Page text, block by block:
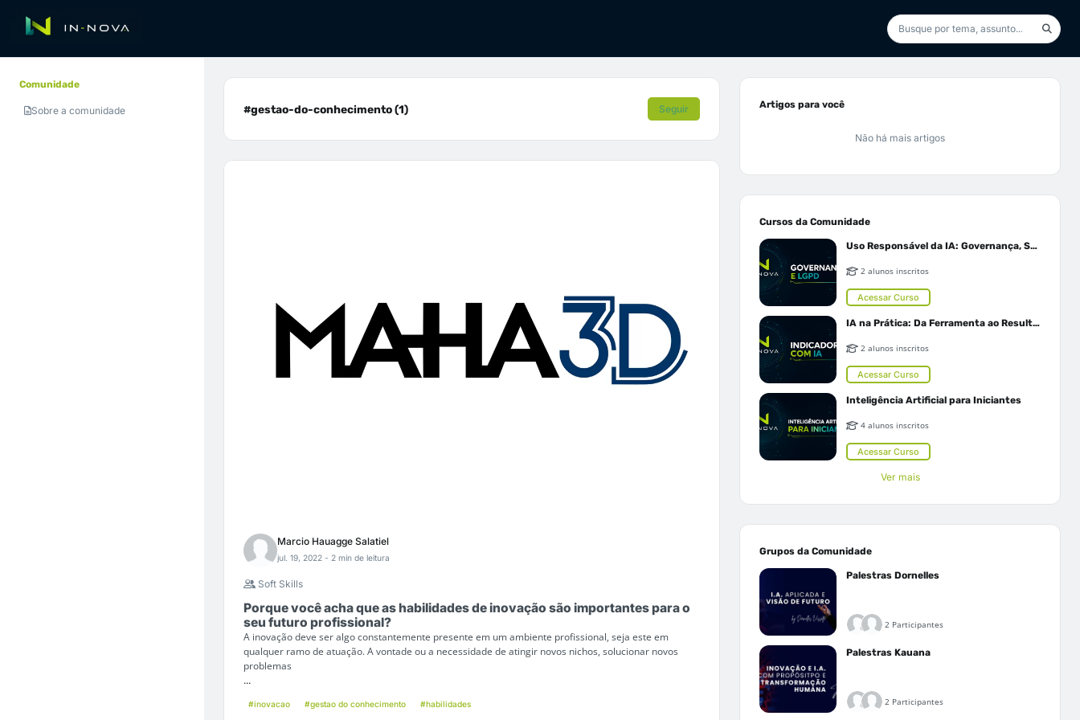
Comunidade
Sobre a comunidade #gestao-do-conhecimento (1) Seguir
Marcio Hauagge Salatiel
jul. 19, 2022 - 2 min de leitura
Soft Skills
Porque você acha que as habilidades de inovação são importantes para o
seu futuro profissional?
A inovação deve ser algo constantemente presente em um ambiente profissional, seja este em
qualquer ramo de atuação. A vontade ou a necessidade de atingir novos nichos, solucionar novos
problemas
...
#inovacao #gestao do conhecimento #habilidades
Artigos para você
Não há mais artigos
Cursos da Comunidade
Uso Responsável da IA: Governança, Segurança e LGPD
2 alunos inscritos
Acessar Curso
IA na Prática: Da Ferramenta ao Resultado
2 alunos inscritos
Acessar Curso
Inteligência Artificial para Iniciantes
4 alunos inscritos
Acessar Curso
Ver mais
Grupos da Comunidade
Palestras Dornelles
2 Participantes
Palestras Kauana
2 Participantes